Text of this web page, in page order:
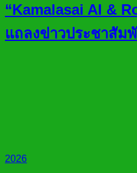
“Kamalasai AI &
แถลงข่าวประชาสัม
2026